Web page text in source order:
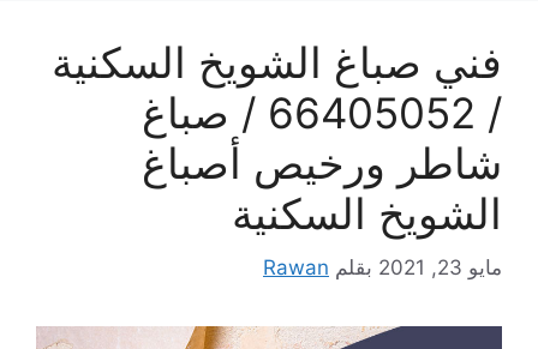
فني صباغ الشويخ السكنية
/ 66405052 / صباغ
شاطر ورخيص أصباغ
الشويخ السكنية
مايو 23, 2021 بقلم Rawan